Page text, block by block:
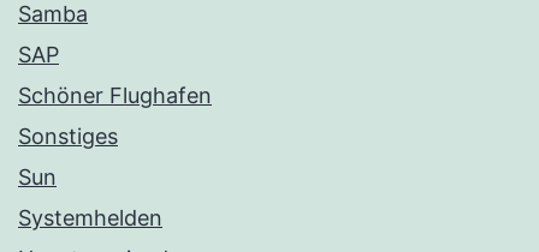
Samba
SAP
Schöner Flughafen
Sonstiges
Sun
Systemhelden